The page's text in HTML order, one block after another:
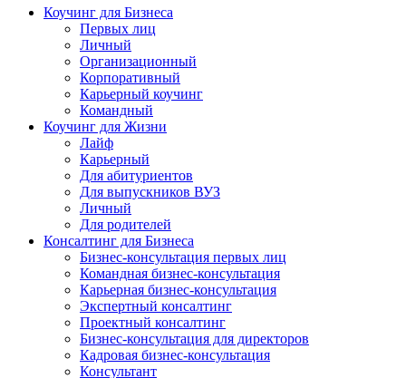
Коучинг для Бизнеса
Первых лиц
Личный
Организационный
Корпоративный
Карьерный коучинг
Командный
Коучинг для Жизни
Лайф
Карьерный
Для абитуриентов
Для выпускников ВУЗ
Личный
Для родителей
Консалтинг для Бизнеса
Бизнес-консультация первых лиц
Командная бизнес-консультация
Карьерная бизнес-консультация
Экспертный консалтинг
Проектный консалтинг
Бизнес-консультация для директоров
Кадровая бизнес-консультация
Консультант